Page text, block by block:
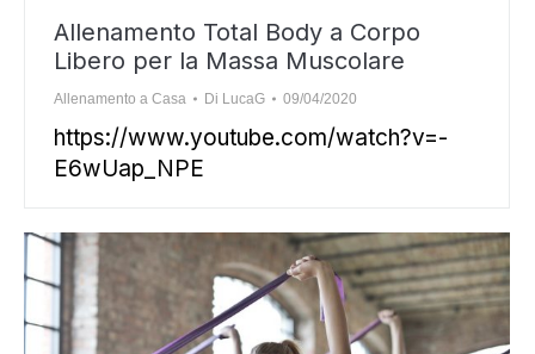
Allenamento Total Body a Corpo
Libero per la Massa Muscolare
Allenamento a Casa Di LucaG 09/04/2020
https://www.youtube.com/watch?v=-
E6wUap_NPE